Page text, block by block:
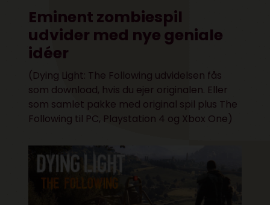
Eminent zombiespil
udvider med nye geniale
idéer
(Dying Light: The Following udvidelsen fås
som download, hvis du ejer originalen. Eller
som samlet pakke med original spil plus The
Following til PC, Playstation 4 og Xbox One)